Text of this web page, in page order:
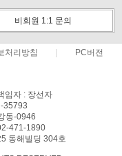
비회원 1:1 문의
처리방침 PC버전
임자 : 장선자
35793
동-0946
471-1890
동해빌딩 304호